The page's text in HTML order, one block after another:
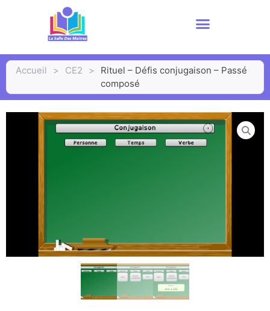
Accueil > CE2 >
Rituel – Défis conjugaison – Passé
composé